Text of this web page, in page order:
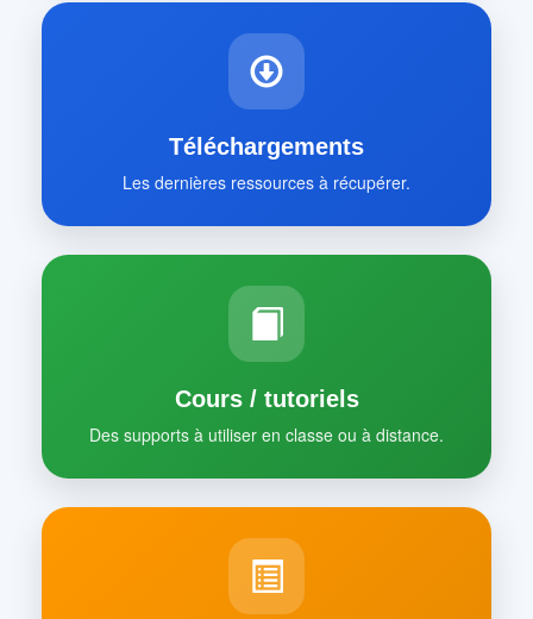
Téléchargements
Les dernières ressources à récupérer.
Cours / tutoriels
Des supports à utiliser en classe ou à distance.